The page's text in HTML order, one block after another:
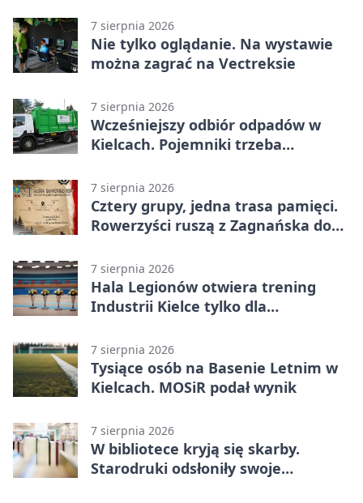
7 sierpnia 2026
Nie tylko oglądanie. Na wystawie
można zagrać na Vectreksie
7 sierpnia 2026
Wcześniejszy odbiór odpadów w
Kielcach. Pojemniki trzeba
7 sierpnia 2026
Cztery grupy, jedna trasa pamięci.
Rowerzyści ruszą z Zagnańska do
7 sierpnia 2026
Hala Legionów otwiera trening
Industrii Kielce tylko dla
7 sierpnia 2026
Tysiące osób na Basenie Letnim w
Kielcach. MOSiR podał wynik
7 sierpnia 2026
W bibliotece kryją się skarby.
Starodruki odsłoniły swoje